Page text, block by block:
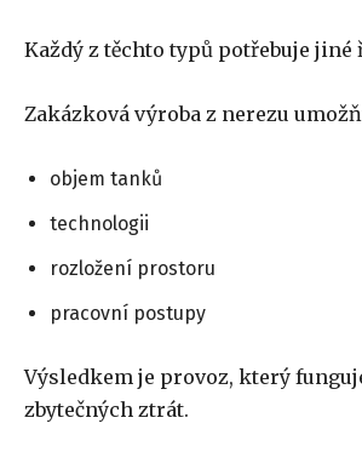
Každý z těchto typů potřebuje jiné
Zakázková výroba z nerezu
objem tanků
technologii
rozložení prostoru
pracovní postupy
Výsledkem je provoz, který
zbytečných ztrát.